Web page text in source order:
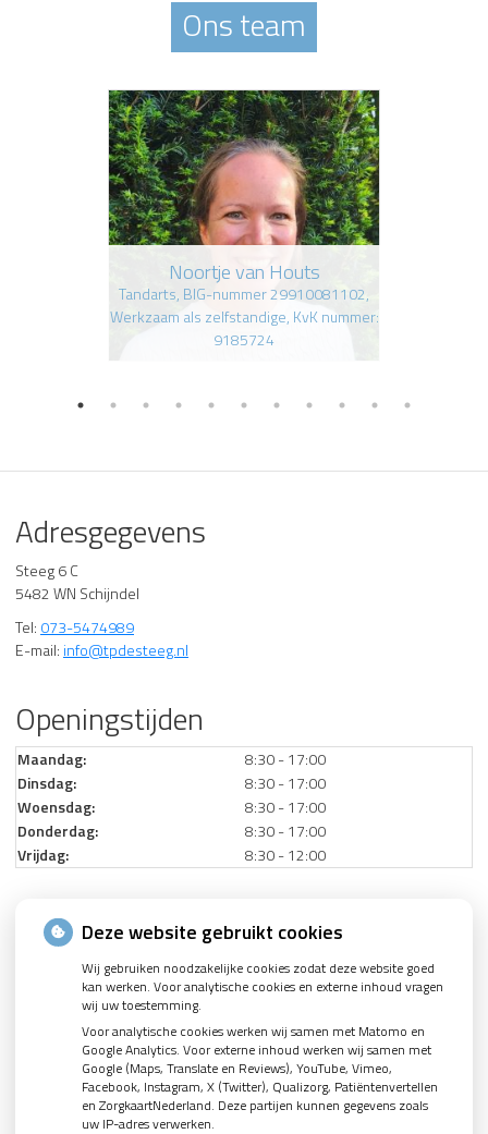
Ons team
Noortje van Houts
Tandarts, BIG-nummer 29910081102,
Werkzaam als zelfstandige, KvK nummer:
9185724
Adresgegevens
Steeg 6 C
5482 WN Schijndel
Tel: 073-5474989
E-mail: info@tpdesteeg.nl
Openingstijden
Maandag:
8:30 - 17:00
Dinsdag:
8:30 - 17:00
Woensdag:
8:30 - 17:00
Donderdag:
8:30 - 17:00
Vrijdag:
8:30 - 12:00
Nieuws
Let op: valse Infomedics-mails over openstaande rekening
Tanden bleken? Laat het veilig doen!
Gezond tandvlees: de basis voor een gezonde mond
Naar de tandarts in het buitenland? Wees op je hoede!
(Mond)zorgkosten gemaakt in 2025? Check of die aftrekbaar zijn
Deze website gebruikt cookies
Wij gebruiken noodzakelijke cookies zodat deze website goed
kan werken. Voor analytische cookies en externe inhoud vragen
wij uw toestemming.
Voor analytische cookies werken wij samen met Matomo en
Google Analytics. Voor externe inhoud werken wij samen met
Google (Maps, Translate en Reviews), YouTube, Vimeo,
Facebook, Instagram, X (Twitter), Qualizorg, Patiëntenvertellen
en ZorgkaartNederland. Deze partijen kunnen gegevens zoals
uw IP-adres verwerken.